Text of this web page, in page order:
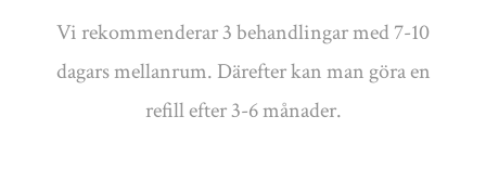
Vi rekommenderar 3 behandlingar med 7-10
dagars mellanrum. Därefter kan man göra en
refill efter 3-6 månader.